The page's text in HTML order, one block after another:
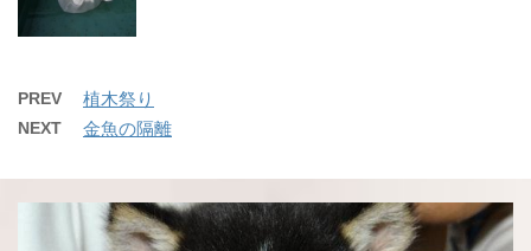
PREV 植木祭り
NEXT 金魚の隔離